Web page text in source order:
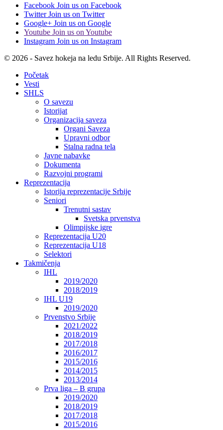
Facebook Join us on Facebook
Twitter Join us on Twitter
Google+ Join us on Google
Youtube Join us on Youtube
Instagram Join us on Instagram
© 2026 - Savez hokeja na ledu Srbije. All Rights Reserved.
Početak
Vesti
SHLS
O savezu
Istorijat
Organizacija saveza
Organi Saveza
Upravni odbor
Stalna radna tela
Javne nabavke
Dokumenta
Razvojni programi
Reprezentacija
Istorija reprezentacije Srbije
Seniori
Trenutni sastav
Svetska prvenstva
Olimpijske igre
Reprezentacija U20
Reprezentacija U18
Selektori
Takmičenja
IHL
2019/2020
2018/2019
IHL U19
2019/2020
Prvenstvo Srbije
2021/2022
2018/2019
2017/2018
2016/2017
2015/2016
2014/2015
2013/2014
Prva liga – B grupa
2019/2020
2018/2019
2017/2018
2015/2016